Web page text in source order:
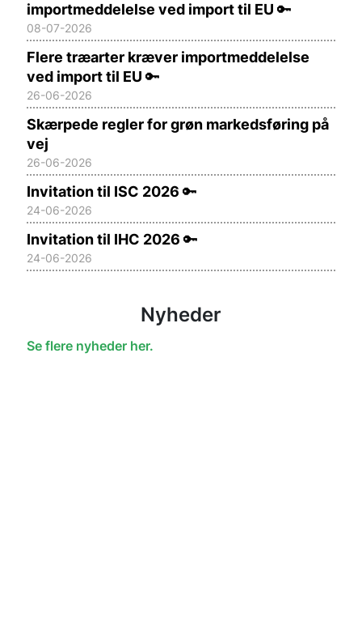
importmeddelelse ved import til EU 🔑
08-07-2026
Flere træarter kræver importmeddelelse
ved import til EU 🔑
26-06-2026
Skærpede regler for grøn markedsføring på
vej
26-06-2026
Invitation til ISC 2026 🔑
24-06-2026
Invitation til IHC 2026 🔑
24-06-2026
Nyheder
Se flere nyheder her.